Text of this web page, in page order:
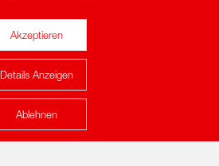
Karte anzeigen
Akzeptieren
Details Anzeigen
Ablehnen